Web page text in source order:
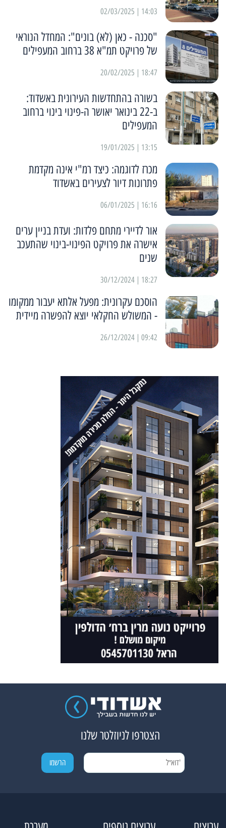
14:03 | 02/03/2025
"סכנה - כאן (לא) בונים": המחדל הנוראי
של פרויקט תמ"א 38 ברחוב המעפילים
18:47 | 20/02/2025
בשורה בהתחדשות העירונית באשדוד:
ב-22 בינואר יאושר ה-פינוי בינוי ברחוב
המעפילים
13:15 | 19/01/2025
מכרז לדוגמה: כיצד רמ"י אינה מקדמת
פתרונות דיור לצעירים באשדוד
16:16 | 06/01/2025
אור לדיירי מתחם פלדות: ועדת בניין ערים
אישרה את פרויקט הפינוי-בינוי שהתעכב
שנים
18:27 | 30/12/2024
הוסכם עקרונית: מפעל אלתא יעבור ממקומו
- המשולש החקלאי יוצא להפשרה מיידית
09:42 | 26/12/2024
הצטרפו לניוזלטר שלנו